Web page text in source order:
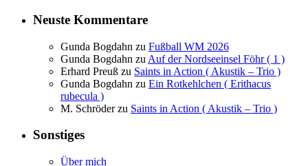
Neuste Kommentare
Gunda Bogdahn zu Fußball WM 2026
Gunda Bogdahn zu Auf der Nordseeinsel Föhr ( 1 )
Erhard Preuß zu Saints in Action ( Akustik – Trio )
Gunda Bogdahn zu Ein Rotkehlchen ( Erithacus
rubecula )
M. Schröderzu Saints in Action ( Akustik – Trio )
Sonstiges
Über mich